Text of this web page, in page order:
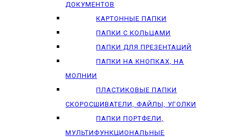
ДОКУМЕНТОВ
КАРТОННЫЕ ПАПКИ
ПАПКИ С КОЛЬЦАМИ
ПАПКИ ДЛЯ ПРЕЗЕНТАЦИЙ
ПАПКИ НА КНОПКАХ, НА
МОЛНИИ
ПЛАСТИКОВЫЕ ПАПКИ
СКОРОСШИВАТЕЛИ, ФАЙЛЫ, УГОЛКИ
ПАПКИ ПОРТФЕЛИ,
МУЛЬТИФУНКЦИОНАЛЬНЫЕ